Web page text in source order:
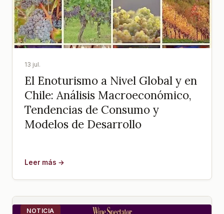
13 jul.
El Enoturismo a Nivel Global y en
Chile: Análisis Macroeconómico,
Tendencias de Consumo y
Modelos de Desarrollo
Leer más →
NOTICIA